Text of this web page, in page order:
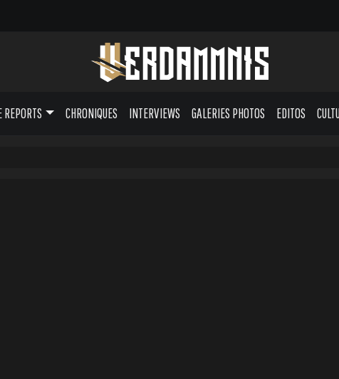
REPORTS CHRONIQUES INTERVIEWS GALERIES PHOTOS EDITOS